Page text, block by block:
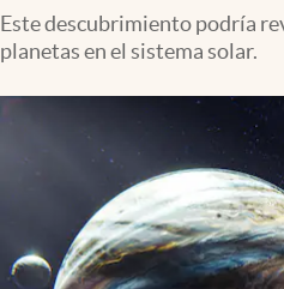
Infotechnology
Clase
Eventos Corporativos
El Cronista Studio
Este descubrimiento podría
planetas en el sistema solar.